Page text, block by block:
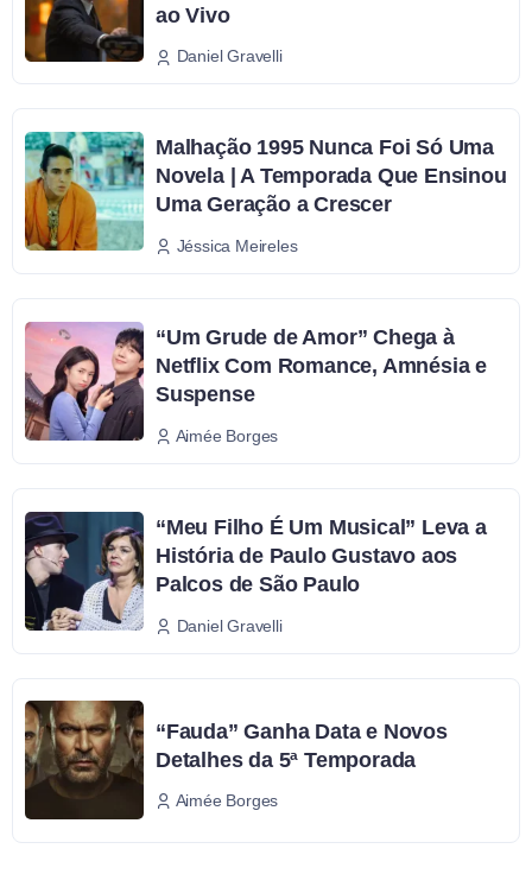
ao Vivo
Daniel Gravelli
Malhação 1995 Nunca Foi Só Uma
Novela | A Temporada Que Ensinou
Uma Geração a Crescer
Jéssica Meireles
“Um Grude de Amor” Chega à
Netflix Com Romance, Amnésia e
Suspense
Aimée Borges
“Meu Filho É Um Musical” Leva a
História de Paulo Gustavo aos
Palcos de São Paulo
Daniel Gravelli
“Fauda” Ganha Data e Novos
Detalhes da 5ª Temporada
Aimée Borges